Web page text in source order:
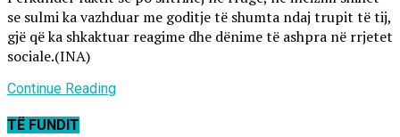
se sulmi ka vazhduar me goditje të shumta ndaj trupit të tij,
gjë që ka shkaktuar reagime dhe dënime të ashpra në rrjetet
sociale.(INA)
Continue Reading
TË FUNDIT